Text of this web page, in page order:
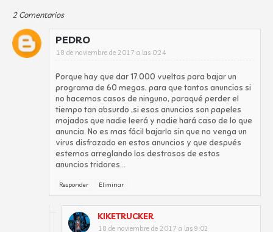
2 Comentarios
PEDRO
18 de noviembre de 2017 a las 0:24
Porque hay que dar 17.000 vueltas para bajar un
programa de 60 megas, para que tantos anuncios si
no hacemos casos de ninguno, paraqué perder el
tiempo tan absurdo ,si esos anuncios son papeles
mojados que nadie leerá y nadie hará caso de lo que
anuncia. No es mas fácil bajarlo sin que no venga un
virus disfrazado en estos anuncios y que después
estemos arreglando los destrosos de estos
anuncios tridores...
Responder Eliminar
KIKETRUCKER
18 de noviembre de 2017 a las 9:02